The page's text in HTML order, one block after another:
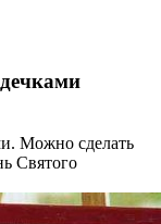
Можно сделать
Святого